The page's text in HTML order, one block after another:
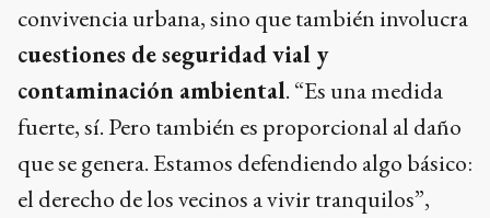
convivencia urbana, sino que también involucra
cuestiones de seguridad vial y
contaminación ambiental. “Es una medida
fuerte, sí. Pero también es proporcional al daño
que se genera. Estamos defendiendo algo básico:
el derecho de los vecinos a vivir tranquilos”,